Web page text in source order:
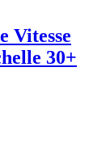
Vitesse
30+